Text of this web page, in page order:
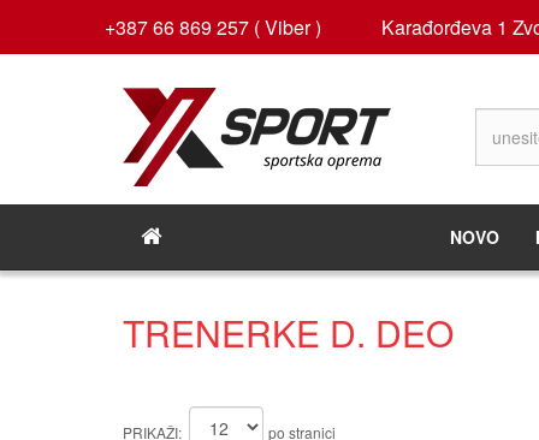
+387 66 869 257 ( Viber ) Karađorđeva 1
NOVO
TRENERKE D. DEO
PRIKAŽI: po stranici